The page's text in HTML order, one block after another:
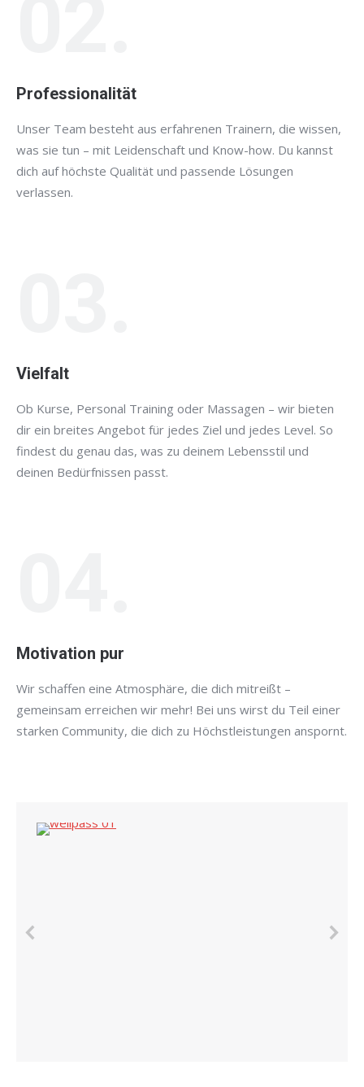
Professionalität
Unser Team besteht aus erfahrenen Trainern, die wissen,
was sie tun – mit Leidenschaft und Know-how. Du kannst
dich auf höchste Qualität und passende Lösungen
verlassen.
Vielfalt
Ob Kurse, Personal Training oder Massagen – wir bieten
dir ein breites Angebot für jedes Ziel und jedes Level. So
findest du genau das, was zu deinem Lebensstil und
deinen Bedürfnissen passt.
Motivation pur
Wir schaffen eine Atmosphäre, die dich mitreißt –
gemeinsam erreichen wir mehr! Bei uns wirst du Teil einer
starken Community, die dich zu Höchstleistungen anspornt.